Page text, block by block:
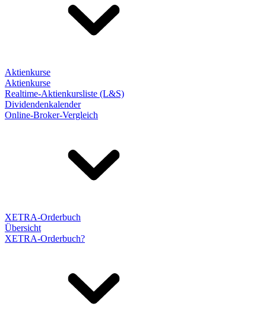
Aktienkurse
Aktienkurse
Realtime-Aktienkursliste (L&S)
Dividendenkalender
Online-Broker-Vergleich
XETRA-Orderbuch
Übersicht
XETRA-Orderbuch?